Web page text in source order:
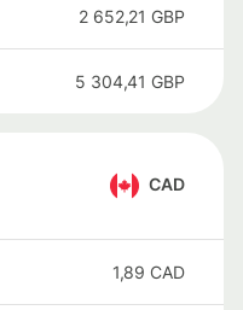
2 652,21 GBP
5 304,41 GBP
CAD
1,89 CAD